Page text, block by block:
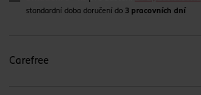
standardní doba doručení do 3 pracovních dní
Carefree